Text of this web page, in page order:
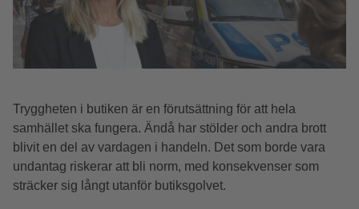
Tryggheten i butiken är en förutsättning för att hela
samhället ska fungera. Ändå har stölder och andra brott
blivit en del av vardagen i handeln. Det som borde vara
undantag riskerar att bli norm, med konsekvenser som
sträcker sig långt utanför butiksgolvet.